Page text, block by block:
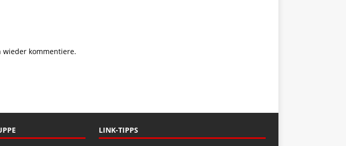
wieder kommentiere.
LINK-TIPPS